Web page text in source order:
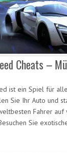
Cheats –
ist ein Spiel für
Sie Ihr Auto und
Fahrer
Sie